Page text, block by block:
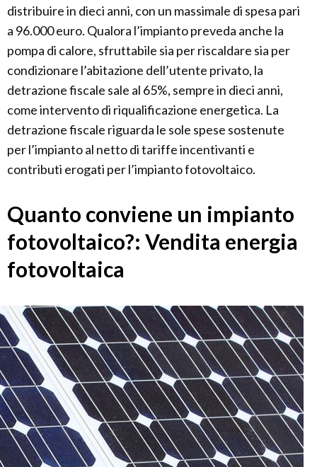
distribuire in dieci anni, con un massimale di spesa pari
a 96.000 euro. Qualora l’impianto preveda anche la
pompa di calore, sfruttabile sia per riscaldare sia per
condizionare l’abitazione dell’utente privato, la
detrazione fiscale sale al 65%, sempre in dieci anni,
come intervento di riqualificazione energetica. La
detrazione fiscale riguarda le sole spese sostenute
per l’impianto al netto di tariffe incentivanti e
contributi erogati per l’impianto fotovoltaico.
Quanto conviene un impianto
fotovoltaico?: Vendita energia
fotovoltaica